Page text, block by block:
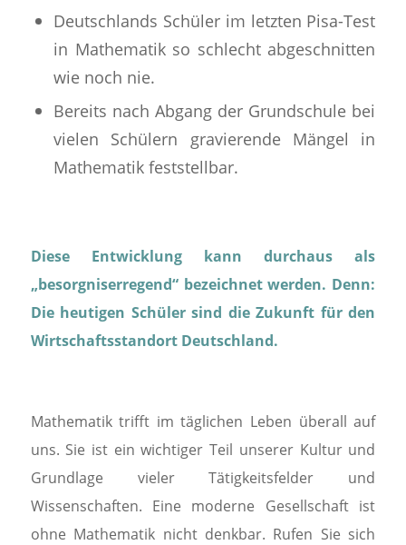
Deutschlands Schüler im letzten Pisa-Test
in Mathematik so schlecht abgeschnitten
wie noch nie.
Bereits nach Abgang der Grundschule bei
vielen Schülern gravierende Mängel in
Mathematik feststellbar.
Diese Entwicklung kann durchaus als
„besorgniserregend“ bezeichnet werden. Denn:
Die heutigen Schüler sind die Zukunft für den
Wirtschaftsstandort Deutschland.
Mathematik trifft im täglichen Leben überall auf
uns. Sie ist ein wichtiger Teil unserer Kultur und
Grundlage vieler Tätigkeitsfelder und
Wissenschaften. Eine moderne Gesellschaft ist
ohne Mathematik nicht denkbar. Rufen Sie sich